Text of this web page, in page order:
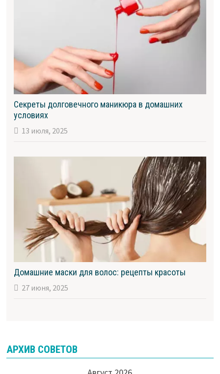
Секреты долговечного маникюра в домашних
условиях
13 июля, 2025
Домашние маски для волос: рецепты красоты
27 июня, 2025
АРХИВ СОВЕТОВ